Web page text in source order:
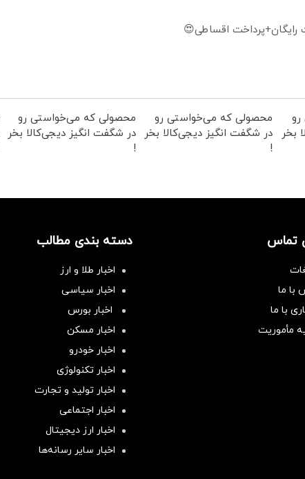
اقساطی😍
بخر
محصولی که می‌خواستی رو
در شگفت انگیز دیجی‌کالا بخر
!
محصولی که می‌خواستی رو
در شگفت انگیز دیجی‌کالا بخر
!
تماس
با ما
با ما
مأموریت
دسته بندی مطالب
اخبار طلا و ارز
اخبار سیاسی
اخبار بورس
اخبار مسکن
اخبار خودرو
اخبار تکنولوژی
اخبار تولید و تجارت
اخبار اجتماعی
اخبار ارز دیجیتال
اخبار سایر رسانه‌‌ها